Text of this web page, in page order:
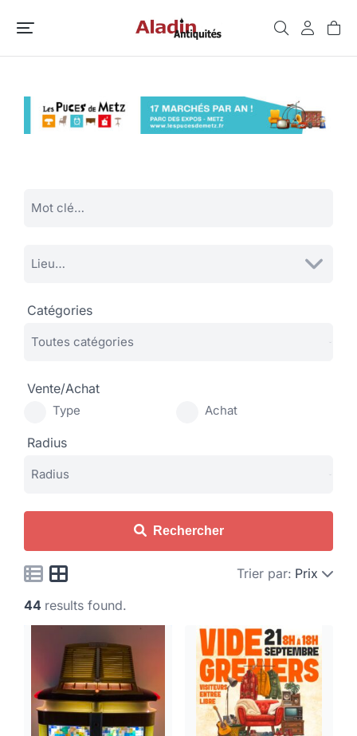
Catégories
Vente/Achat
Type Achat
Radius
Rechercher
Trier par: Prix
44 results found.